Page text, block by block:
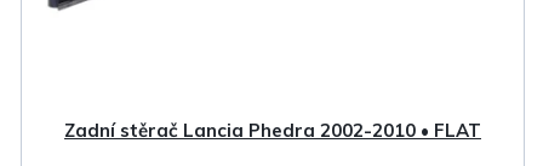
Zadní stěrač Lancia Phedra 2002-2010 • FLAT